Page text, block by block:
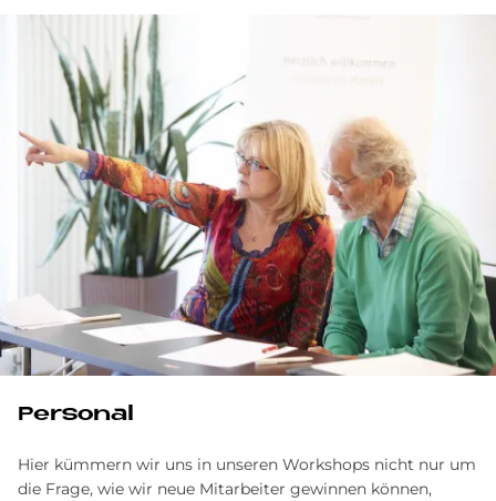
Personal
Hier kümmern wir uns in unseren Workshops nicht nur um
die Frage, wie wir neue Mitarbeiter gewinnen können,